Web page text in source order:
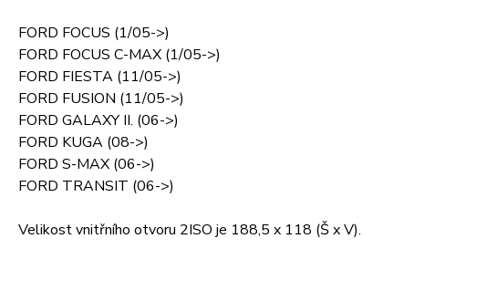
FORD FOCUS (1/05->)
FORD FOCUS C-MAX (1/05->)
FORD FIESTA (11/05->)
FORD FUSION (11/05->)
FORD GALAXY II. (06->)
FORD KUGA (08->)
FORD S-MAX (06->)
FORD TRANSIT (06->)
Velikost vnitřního otvoru 2ISO je 188,5 x 118 (Š x V).